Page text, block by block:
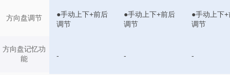
方向盘调节
方向盘记忆功
能
●手动上下+前后
调节
●手动上下+前后
调节
●手动上下
调节
- - -